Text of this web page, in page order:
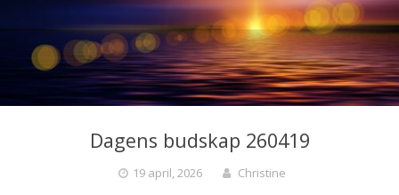
Dagens budskap 260419
19 april, 2026 Christine